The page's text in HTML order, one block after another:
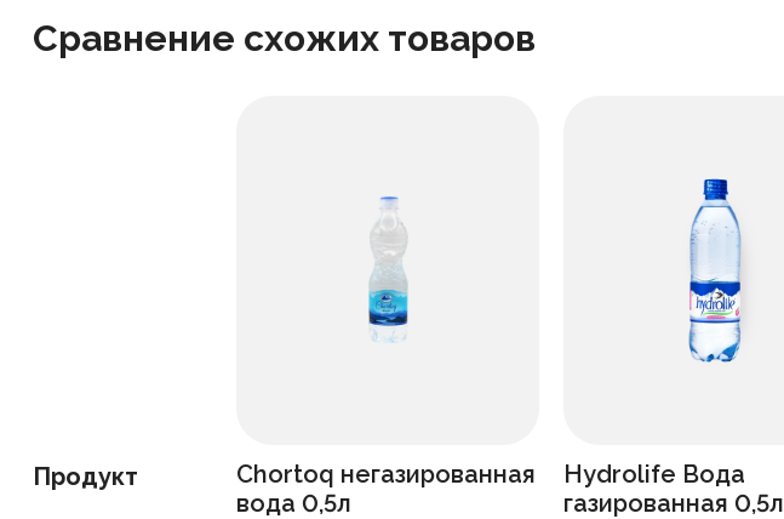
Сравнение схожих товаров
Продукт
Chortoq негазированная
вода 0,5л
Hydrolife Вода
газированная 0,5л